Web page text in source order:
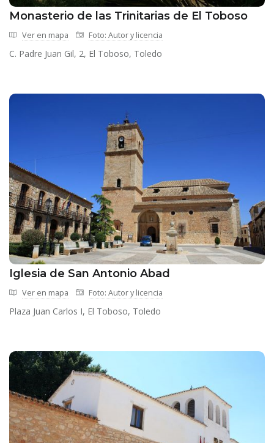
Monasterio de las Trinitarias de El Toboso
Ver en mapa Foto: Autor y licencia
C. Padre Juan Gil, 2, El Toboso, Toledo
Iglesia de San Antonio Abad
Ver en mapa Foto: Autor y licencia
Plaza Juan Carlos I, El Toboso, Toledo